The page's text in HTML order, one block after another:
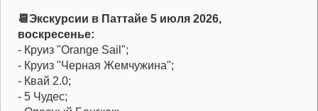
📆Экскурсии в Паттайе 5 июля 2026,
воскресенье:
- Круиз "Orange Sail";
- Круиз "Черная Жемчужина";
- Квай 2.0;
- 5 Чудес;